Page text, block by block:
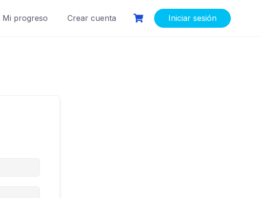
Mi progreso Crear cuenta Iniciar sesión